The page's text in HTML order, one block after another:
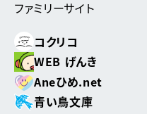
ファミリーサイト
コクリコ
WEB げんき
Aneひめ.net
青い鳥文庫